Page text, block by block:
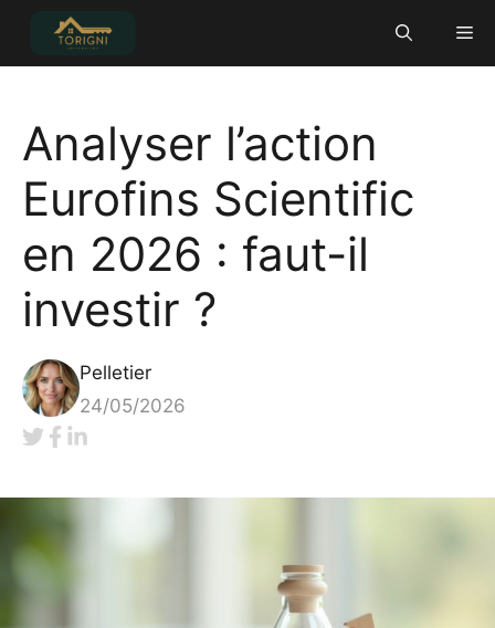
contenu
Analyser l’action
Eurofins Scientific
en 2026 : faut-il
investir ?
Pelletier
24/05/2026